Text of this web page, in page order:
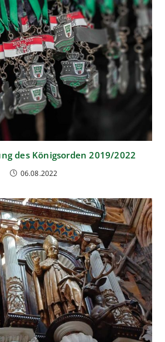
des Königsorden 2019/2022
06.08.2022